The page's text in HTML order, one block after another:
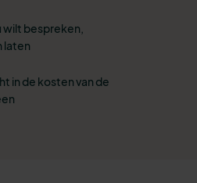
wilt bespreken,
laten
in de kosten van de